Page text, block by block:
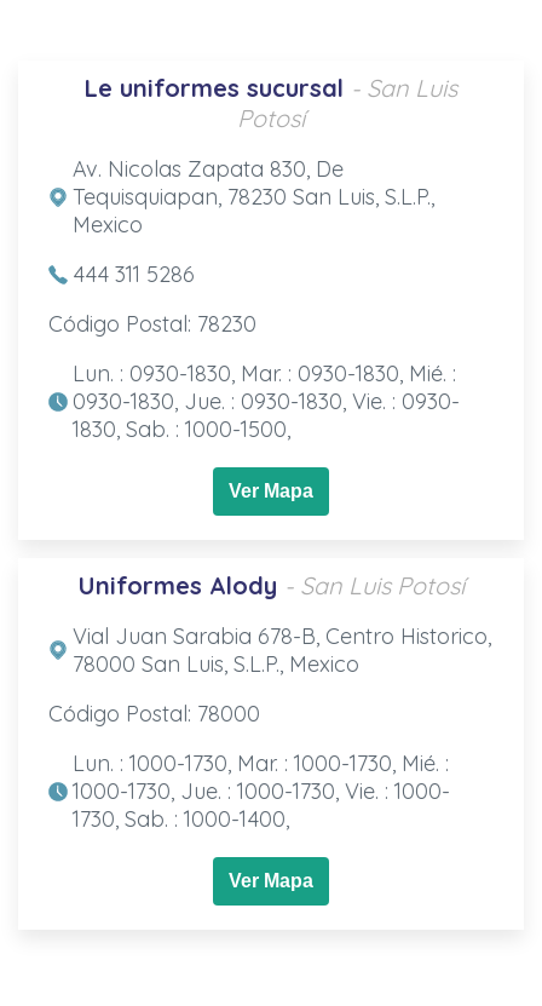
Le uniformes sucursal - San Luis
Potosí
Av. Nicolas Zapata 830, De
Tequisquiapan, 78230 San Luis, S.L.P.,
Mexico
444 311 5286
Código Postal: 78230
Lun. : 0930-1830, Mar. : 0930-1830, Mié. :
0930-1830, Jue. : 0930-1830, Vie. : 0930-
1830, Sab. : 1000-1500,
Ver Mapa
Uniformes Alody - San Luis Potosí
Vial Juan Sarabia 678-B, Centro Historico,
78000 San Luis, S.L.P., Mexico
Código Postal: 78000
Lun. : 1000-1730, Mar. : 1000-1730, Mié. :
1000-1730, Jue. : 1000-1730, Vie. : 1000-
1730, Sab. : 1000-1400,
Ver Mapa